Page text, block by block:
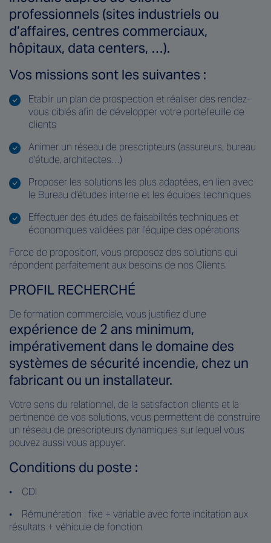
professionnels (sites industriels ou
d’affaires, centres commerciaux,
hôpitaux, data centers, …).
Vos missions sont les suivantes :
Etablir un plan de prospection et réaliser des rendez-
vous ciblés afin de développer votre portefeuille de
clients
Animer un réseau de prescripteurs (assureurs, bureau
d’étude, architectes…)
Proposer les solutions les plus adaptées, en lien avec
le Bureau d’études interne et les équipes techniques
Effectuer des études de faisabilités techniques et
économiques validées par l’équipe des opérations
Force de proposition, vous proposez des solutions qui
répondent parfaitement aux besoins de nos Clients.
PROFIL RECHERCHÉ
De formation commerciale, vous justifiez d’une
expérience de 2 ans minimum,
impérativement dans le domaine des
systèmes de sécurité incendie, chez un
fabricant ou un installateur.
Votre sens du relationnel, de la satisfaction clients et la
pertinence de vos solutions, vous permettent de construire
un réseau de prescripteurs dynamiques sur lequel vous
pouvez aussi vous appuyer.
Conditions du poste :
• CDI
• Rémunération : fixe + variable avec forte incitation aux
résultats + véhicule de fonction